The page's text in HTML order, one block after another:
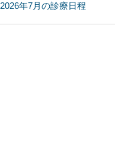
2026年7月の診療日程